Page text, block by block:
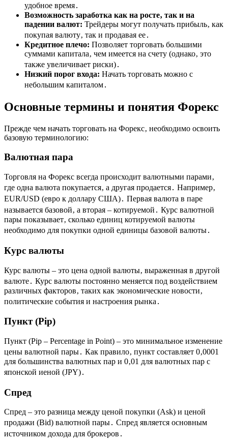
удобное время․
Возможность заработка как на росте‚ так и на
падении валют: Трейдеры могут получать прибыль‚ как
покупая валюту‚ так и продавая ее․
Кредитное плечо: Позволяет торговать большими
суммами капитала‚ чем имеется на счету (однако‚ это
также увеличивает риски)․
Низкий порог входа: Начать торговать можно с
небольшим капиталом․
Основные термины и понятия Форекс
Прежде чем начать торговать на Форекс‚ необходимо освоить
базовую терминологию:
Валютная пара
Торговля на Форекс всегда происходит валютными парами‚
где одна валюта покупается‚ а другая продается․ Например‚
EUR/USD (евро к доллару США)․ Первая валюта в паре
называется базовой‚ а вторая – котируемой․ Курс валютной
пары показывает‚ сколько единиц котируемой валюты
необходимо для покупки одной единицы базовой валюты․
Курс валюты
Курс валюты – это цена одной валюты‚ выраженная в другой
валюте․ Курс валюты постоянно меняется под воздействием
различных факторов‚ таких как экономические новости‚
политические события и настроения рынка․
Пункт (Pip)
Пункт (Pip – Percentage in Point) – это минимальное изменение
цены валютной пары․ Как правило‚ пункт составляет 0‚0001
для большинства валютных пар и 0‚01 для валютных пар с
японской иеной (JPY)․
Спред
Спред – это разница между ценой покупки (Ask) и ценой
продажи (Bid) валютной пары․ Спред является основным
источником дохода для брокеров․